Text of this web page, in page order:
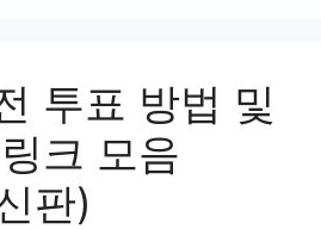
투표 방법 및
크 모음
판)